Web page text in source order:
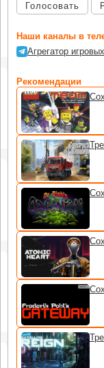
Голосовать
Наши каналы в
Агрегатор
Рекомендации